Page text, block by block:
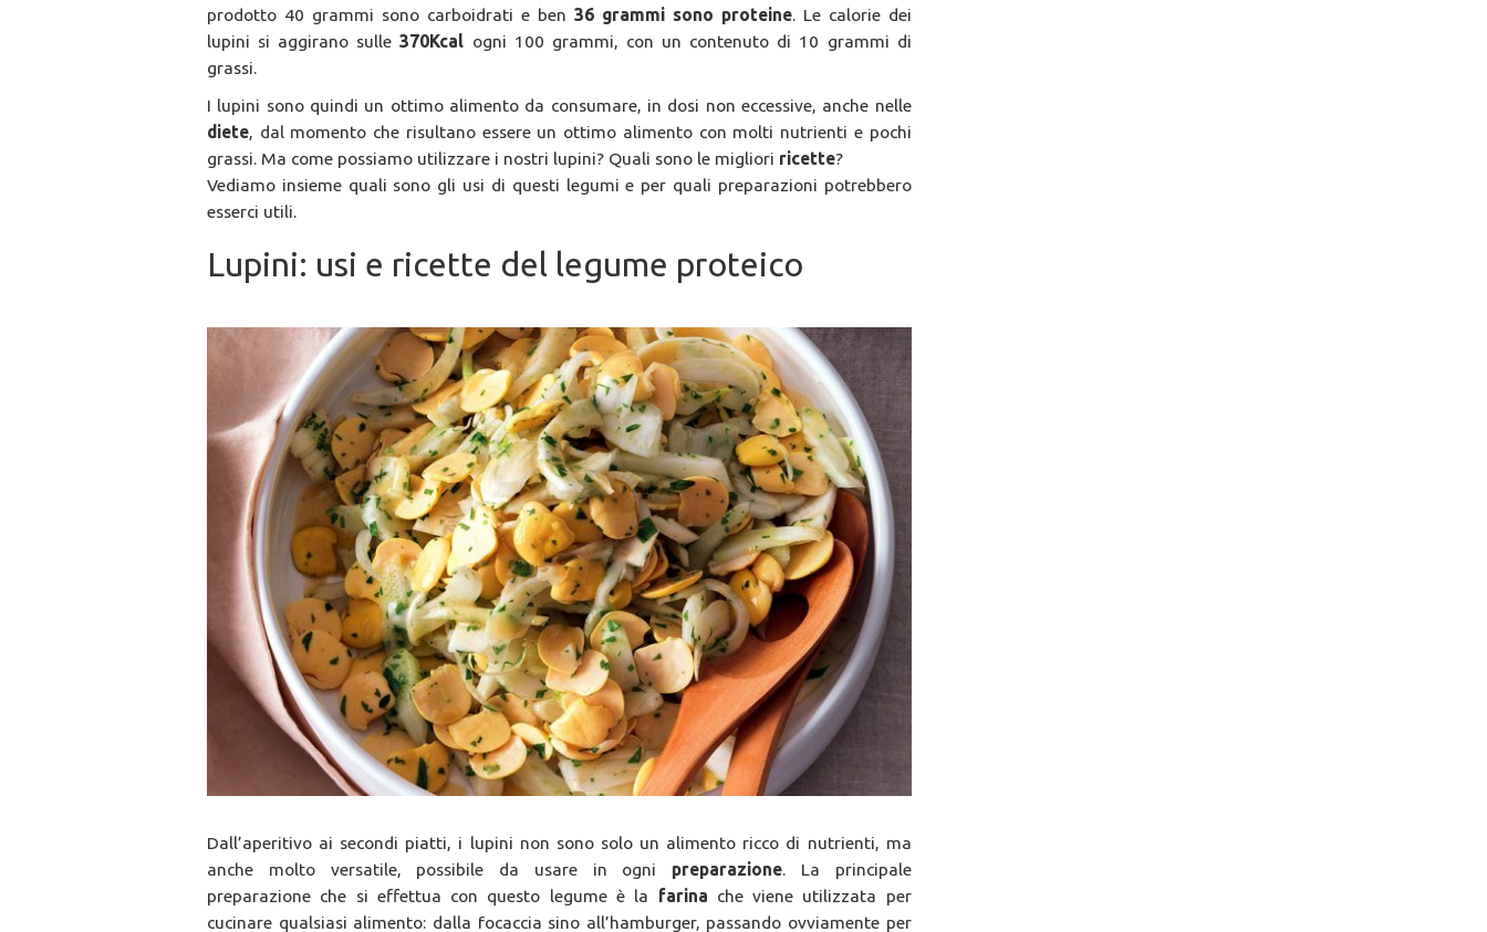
prodotto 40 grammi sono carboidrati e ben 36 grammi sono proteine. Le calorie dei
lupini si aggirano sulle370Kcal ogni 100 grammi, con un contenuto di 10 grammi di
grassi.
I lupini sono quindi un ottimo alimento da consumare, in dosi non eccessive, anche nelle
diete, dal momento che risultano essere un ottimo alimento con molti nutrienti e pochi
grassi. Ma come possiamo utilizzare i nostri lupini? Quali sono le migliori ricette?
Vediamo insieme quali sono gli usi di questi legumi e per quali preparazioni potrebbero
esserci utili.
Lupini: usi e ricette del legume proteico
Dall’aperitivo ai secondi piatti, i lupini non sono solo un alimento ricco di nutrienti, ma
anche molto versatile, possibile da usare in ogni preparazione. La principale
preparazione che si effettua con questo legume è la farina che viene utilizzata per
cucinare qualsiasi alimento: dalla focaccia sino all’hamburger, passando ovviamente per